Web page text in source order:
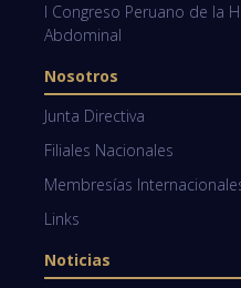
I Congreso Peruano de la
Abdominal
Nosotros
Junta Directiva
Filiales Nacionales
Membresías
Links
Noticias